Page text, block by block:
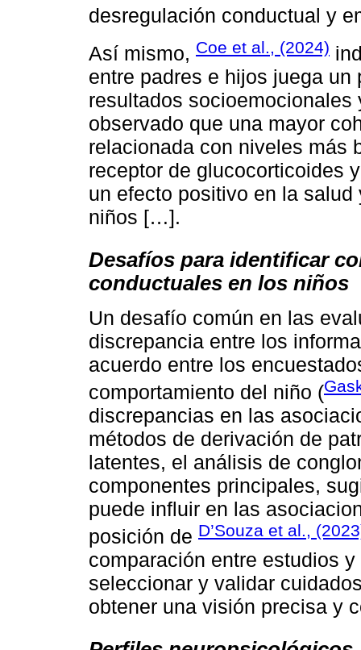
desregulación conductual y
Así mismo, Coe et al., (2024)
entre padres e hijos juega
resultados
observado que una mayor
relacionada con niveles más
receptor de glucocorticoides
un efecto positivo en la
niños […].
Desafíos para identificar
conductuales en los niños
Un desafío común en las
discrepancia entre los
acuerdo entre los
comportamiento del niño (
discrepancias en las
métodos de derivación de
latentes, el análisis de
componentes principales,
puede influir en las
posición de D’Souza et al.,
comparación entre estudios
seleccionar y validar
obtener una visión precisa y